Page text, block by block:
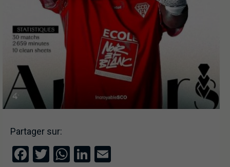
Partager sur:
Facebook
TwitterWhatsApp
LinkedIn